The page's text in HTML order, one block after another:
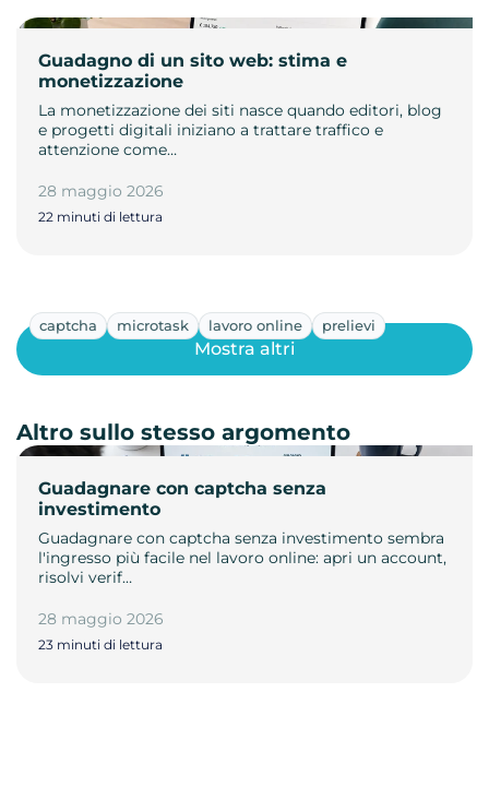
Guadagno di un sito web: stima e
monetizzazione
La monetizzazione dei siti nasce quando editori, blog
e progetti digitali iniziano a trattare traffico e
attenzione come…
28 maggio 2026
22 minuti di lettura
captcha microtask lavoro online prelievi
Guadagnare con captcha senza
investimento
Guadagnare con captcha senza investimento sembra
l'ingresso più facile nel lavoro online: apri un account,
risolvi verif…
28 maggio 2026
23 minuti di lettura
Mostra altri
Altro sullo stesso argomento